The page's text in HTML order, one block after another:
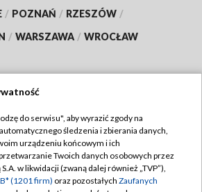
/ POZNAŃ / RZESZÓW /
/ WARSZAWA / WROCŁAW
TVP
Regulamin TVP
Polityka prywatności
do serwisu", aby wyrazić zgody na
śledzenia i zbierania danych,
urządzeniu końcowym i ich
Twoich danych osobowych przez
w likwidacji (zwaną dalej również „TVP”),
(1201 firm) oraz pozostałych Zaufanych